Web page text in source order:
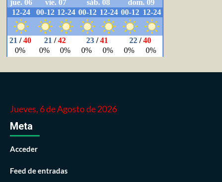
Jueves, 6 de Agosto de 2026
Meta
Acceder
Feed de entradas